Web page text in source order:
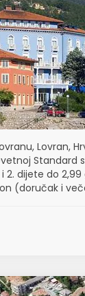
Lovran,
Standard
2. dijete do
(doručak i